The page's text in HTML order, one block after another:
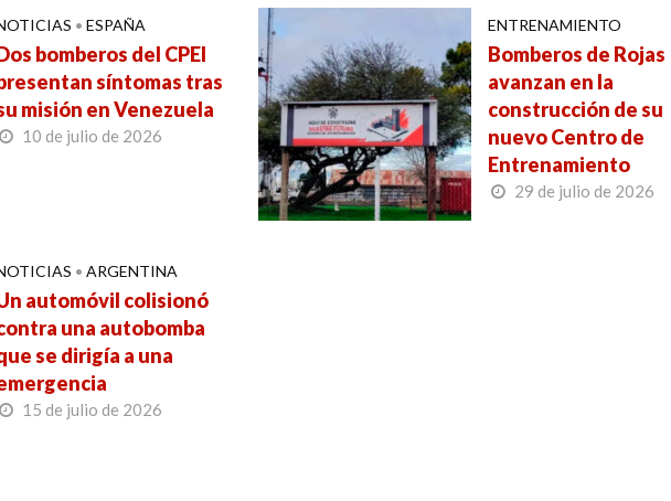
• ESPAÑA
bomberos del CPEI
síntomas tras
misión en Venezuela
10 de julio de 2026
ENTRENAMIENTO
Bomberos de Rojas
avanzan en la
construcción de su
nuevo Centro de
Entrenamiento
29 de julio de 2026
• ARGENTINA
automóvil colisionó
una autobomba
se dirigía a una
15 de julio de 2026